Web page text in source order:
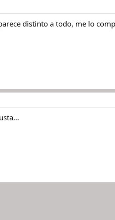
distinto a todo, me lo